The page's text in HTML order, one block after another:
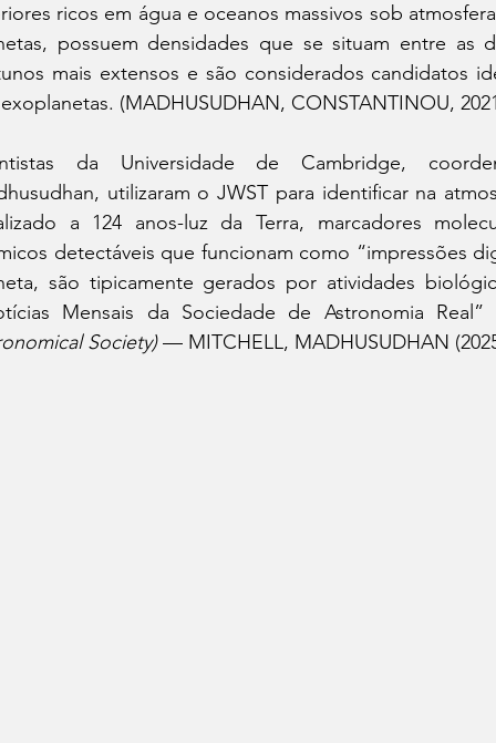
ricos em água e oceanos massivos sob
possuem densidades que se situam entre as
mais extensos e são considerados candidatos
(MADHUSUDHAN, CONSTANTINOU,
da Universidade de Cambridge,
utilizaram o JWST para identificar na
a 124 anos-luz da Terra, marcadores
detectáveis que funcionam como “impressões
são tipicamente gerados por atividades
Mensais da Sociedade de Astronomia Real”
Society) — MITCHELL, MADHUSUDHAN